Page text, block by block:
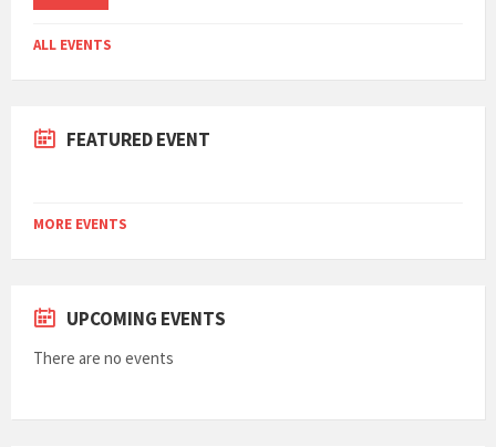
ALL EVENTS
FEATURED EVENT
MORE EVENTS
UPCOMING EVENTS
There are no events